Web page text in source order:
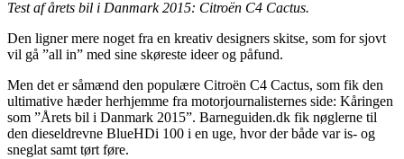
Test af årets bil i Danmark 2015: Citroën C4 Cactus.
Den ligner mere noget fra en kreativ designers skitse, som for sjovt
vil gå ”all in” med sine skøreste ideer og påfund.
Men det er såmænd den populære Citroën C4 Cactus, som fik den
ultimative hæder herhjemme fra motorjournalisternes side: Kåringen
som ”Årets bil i Danmark 2015”. Barneguiden.dk fik nøglerne til
den dieseldrevne BlueHDi 100 i en uge, hvor der både var is- og
sneglat samt tørt føre.